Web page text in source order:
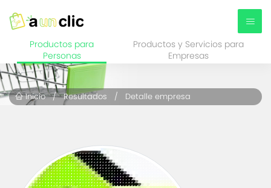
Productos para
Personas
Productos y Servicios para
Empresas
Inicio/Resultados / Detalle empresa